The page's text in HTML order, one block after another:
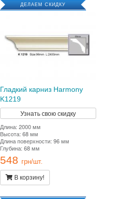
ДЕЛАЕМ СКИДКУ
Гладкий карниз Harmony
K1219
Узнать свою скидку
Длина: 2000 мм
Высота: 68 мм
Длина поверхности: 96 мм
Глубина: 68 мм
548 грн/шт.
В корзину!